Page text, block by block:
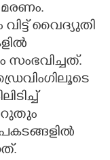
വൈദ്യുതി